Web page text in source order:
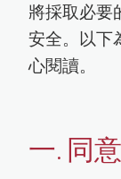
將採取必要
安全。以下
心閱讀。
一. 同